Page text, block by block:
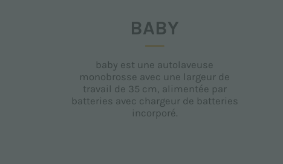
BABY
baby est une autolaveuse
monobrosse avec une largeur de
travail de 35 cm, alimentée par
batteries avec chargeur de batteries
incorporé.